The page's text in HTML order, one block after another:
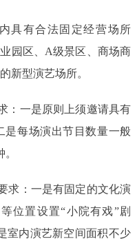
具有合法固定经营场所
园区、A级景区、商场商
新型演艺场所。
：一是原则上须邀请具有
是每场演出节目数量一般
。
求：一是有固定的文化演
位置设置“小院有戏”剧
室内演艺新空间面积不少